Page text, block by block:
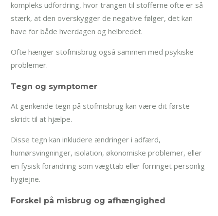
kompleks udfordring, hvor trangen til stofferne ofte er så
stærk, at den overskygger de negative følger, det kan
have for både hverdagen og helbredet.
Ofte hænger stofmisbrug også sammen med psykiske
problemer.
Tegn og symptomer
At genkende tegn på stofmisbrug kan være dit første
skridt til at hjælpe.
Disse tegn kan inkludere ændringer i adfærd,
humørsvingninger, isolation, økonomiske problemer, eller
en fysisk forandring som vægttab eller forringet personlig
hygiejne.
Forskel på misbrug og afhængighed